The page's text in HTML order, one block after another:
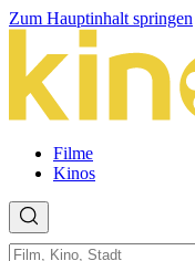
Zum Hauptinhalt springen
Filme
Kinos